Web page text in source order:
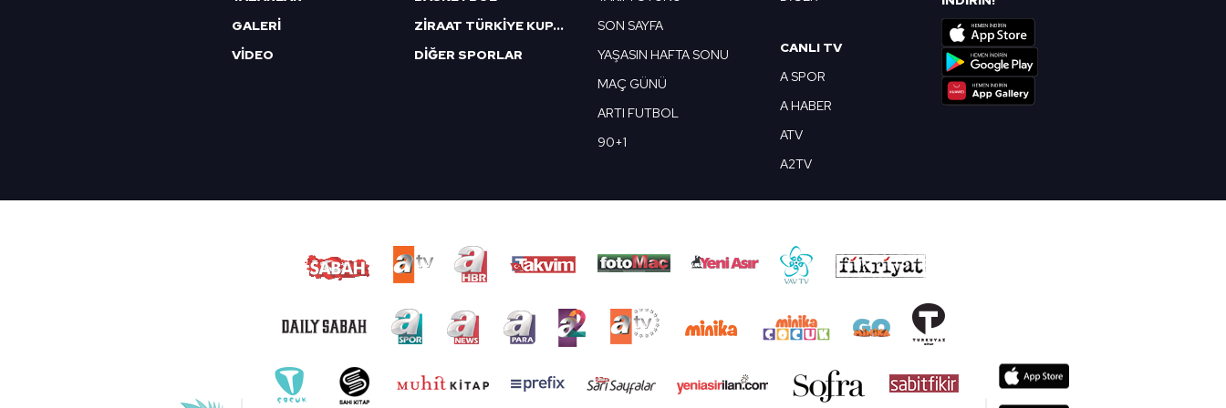
GALERİ
VİDEO
ZİRAAT TÜRKİYE KUPASI
DİĞER SPORLAR
SON SAYFA
YAŞASIN HAFTA SONU
MAÇ GÜNÜ
ARTI FUTBOL
90+1
CANLI TV
A SPOR
A HABER
ATV
A2TV